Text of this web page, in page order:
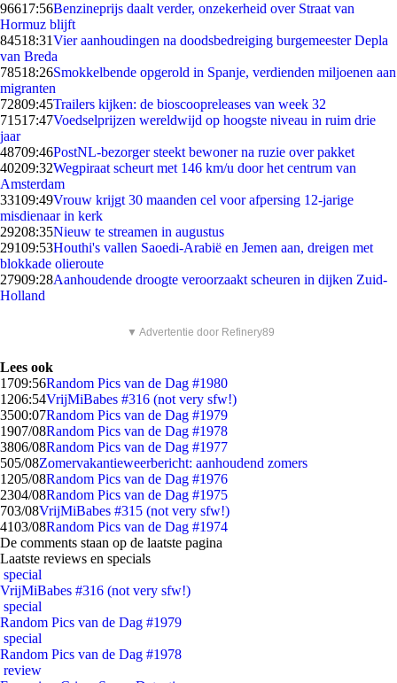
96617:56Benzineprijs daalt verder, onzekerheid over Straat van
Hormuz blijft
84518:31Vier aanhoudingen na doodsbedreiging burgemeester Depla
van Breda
78518:26Smokkelbende opgerold in Spanje, verdienden miljoenen aan
migranten
72809:45Trailers kijken: de bioscoopreleases van week 32
71517:47Voedselprijzen wereldwijd op hoogste niveau in ruim drie
jaar
48709:46PostNL-bezorger steekt bewoner na ruzie over pakket
40209:32Wegpiraat scheurt met 146 km/u door het centrum van
Amsterdam
33109:49Vrouw krijgt 30 maanden cel voor afpersing 12-jarige
misdienaar in kerk
29208:35Nieuw te streamen in augustus
29109:53Houthi's vallen Saoedi-Arabië en Jemen aan, dreigen met
blokkade olieroute
27909:28Aanhoudende droogte veroorzaakt scheuren in dijken Zuid-
Holland
▼ Advertentie door Refinery89
Lees ook
1709:56Random Pics van de Dag #1980
1206:54VrijMiBabes #316 (not very sfw!)
3500:07Random Pics van de Dag #1979
1907/08Random Pics van de Dag #1978
3806/08Random Pics van de Dag #1977
505/08Zomervakantieweerbericht: aanhoudend zomers
1205/08Random Pics van de Dag #1976
2304/08Random Pics van de Dag #1975
703/08VrijMiBabes #315 (not very sfw!)
4103/08Random Pics van de Dag #1974
De comments staan op de laatste pagina
Laatste reviews en specials
special
VrijMiBabes #316 (not very sfw!)
special
Random Pics van de Dag #1979
special
Random Pics van de Dag #1978
review